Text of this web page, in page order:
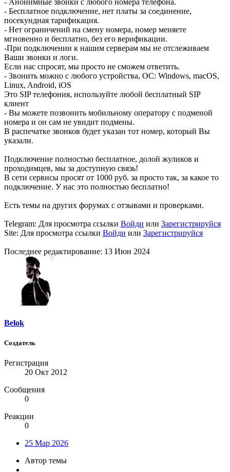
- Бесплатное подключение, нет платы за соединение,
посекундная тарификация.
- Нет ограничений на смену номера, номер меняете
мгновенно и бесплатно, без его верификации.
-При подключении к нашим серверам мы не отслеживаем
Ваши звонки и логи.
Если нас спросят, мы просто не сможем ответить.
- Звонить можно с любого устройства, ОС: Windows, macOS,
Linux, Android, iOS
Это SIP телефония, используйте любой бесплатный SIP
клиент
- Вы можете позвонить мобильному оператору с подменой
номера и он сам не увидит подмены.
В распечатке звонков будет указан тот номер, который Вы
указали.
Подключение полностью бесплатное, долой жуликов и
проходимцев, мы за доступную связь!
В сети сервисы просят от 1000 руб. за просто так, за какое то
подключение. У нас это полностью бесплатно!
Есть темы на других форумах с отзывами и проверками.
Telegram: Для просмотра ссылки Войди или Зарегистрируйся
Site: Для просмотра ссылки Войди или Зарегистрируйся
Последнее редактирование: 13 Июн 2024
Belok
Создатель
Регистрация
20 Окт 2012
Сообщения
0
Реакции
0
25 Мар 2026
Автор темы